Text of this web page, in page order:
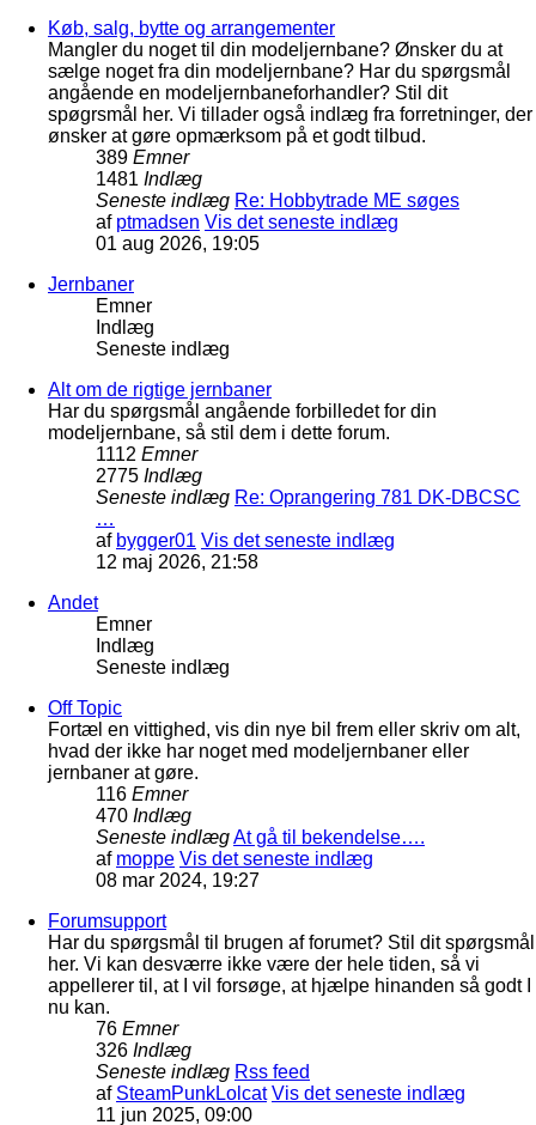
Køb, salg, bytte og arrangementer
Mangler du noget til din modeljernbane? Ønsker du at
sælge noget fra din modeljernbane? Har du spørgsmål
angående en modeljernbaneforhandler? Stil dit
spøgrsmål her. Vi tillader også indlæg fra forretninger, der
ønsker at gøre opmærksom på et godt tilbud.
389 Emner
1481 Indlæg
Seneste indlæg Re: Hobbytrade ME søges
af ptmadsen Vis det seneste indlæg
01 aug 2026, 19:05
Jernbaner
Emner
Indlæg
Seneste indlæg
Alt om de rigtige jernbaner
Har du spørgsmål angående forbilledet for din
modeljernbane, så stil dem i dette forum.
1112 Emner
2775 Indlæg
Seneste indlæg Re: Oprangering 781 DK-DBCSC
…
af bygger01 Vis det seneste indlæg
12 maj 2026, 21:58
Andet
Emner
Indlæg
Seneste indlæg
Off Topic
Fortæl en vittighed, vis din nye bil frem eller skriv om alt,
hvad der ikke har noget med modeljernbaner eller
jernbaner at gøre.
116 Emner
470 Indlæg
Seneste indlægAt gå til bekendelse….
af moppe Vis det seneste indlæg
08 mar 2024, 19:27
Forumsupport
Har du spørgsmål til brugen af forumet? Stil dit spørgsmål
her. Vi kan desværre ikke være der hele tiden, så vi
appellerer til, at I vil forsøge, at hjælpe hinanden så godt I
nu kan.
76 Emner
326 Indlæg
Seneste indlæg Rss feed
af SteamPunkLolcat Vis det seneste indlæg
11 jun 2025, 09:00